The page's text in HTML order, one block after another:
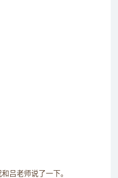
吕老师说了一下。